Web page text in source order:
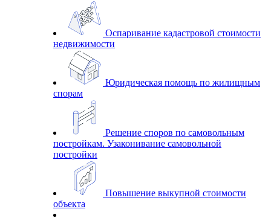
Оспаривание кадастровой стоимости
недвижимости
Юридическая помощь по жилищным
спорам
Решение споров по самовольным
постройкам. Узаконивание самовольной
постройки
Повышение выкупной стоимости
объекта